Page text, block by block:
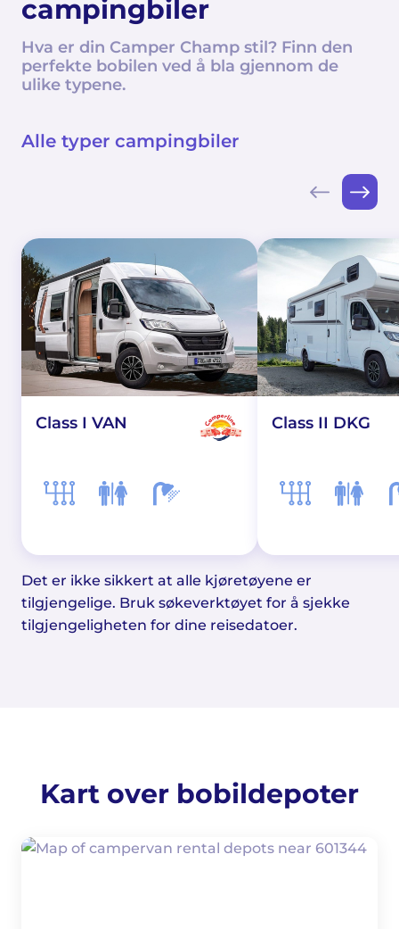
campingbiler
Hva er din Camper Champ stil? Finn den
perfekte bobilen ved å bla gjennom de
ulike typene.
Alle typer campingbiler
Class I VAN Class II DKG
Det er ikke sikkert at alle kjøretøyene er
tilgjengelige. Bruk søkeverktøyet for å sjekke
tilgjengeligheten for dine reisedatoer.
Kart over bobildepoter